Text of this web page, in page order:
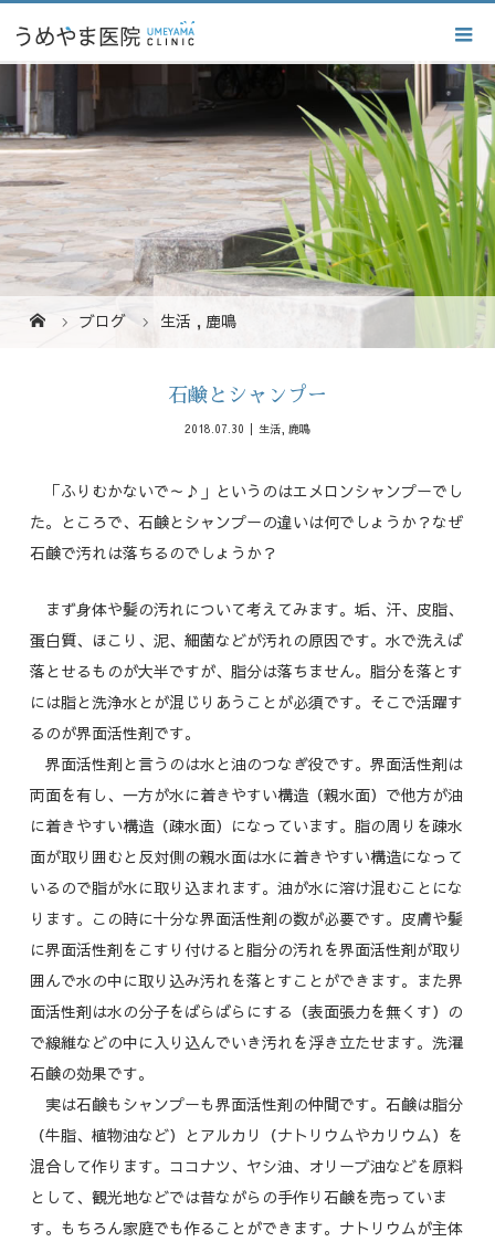
ブログ 生活 , 鹿鳴
石鹸とシャンプー
2018.07.30 生活,鹿鳴
「ふりむかないで～♪」というのはエメロンシャンプーでし
た。ところで、石鹸とシャンプーの違いは何でしょうか？なぜ
石鹸で汚れは落ちるのでしょうか？
まず身体や髪の汚れについて考えてみます。垢、汗、皮脂、
蛋白質、ほこり、泥、細菌などが汚れの原因です。水で洗えば
落とせるものが大半ですが、脂分は落ちません。脂分を落とす
には脂と洗浄水とが混じりあうことが必須です。そこで活躍す
るのが界面活性剤です。
界面活性剤と言うのは水と油のつなぎ役です。界面活性剤は
両面を有し、一方が水に着きやすい構造（親水面）で他方が油
に着きやすい構造（疎水面）になっています。脂の周りを疎水
面が取り囲むと反対側の親水面は水に着きやすい構造になって
いるので脂が水に取り込まれます。油が水に溶け混むことにな
ります。この時に十分な界面活性剤の数が必要です。皮膚や髪
に界面活性剤をこすり付けると脂分の汚れを界面活性剤が取り
囲んで水の中に取り込み汚れを落とすことができます。また界
面活性剤は水の分子をばらばらにする（表面張力を無くす）の
で線維などの中に入り込んでいき汚れを浮き立たせます。洗濯
石鹸の効果です。
実は石鹸もシャンプーも界面活性剤の仲間です。石鹸は脂分
（牛脂、植物油など）とアルカリ（ナトリウムやカリウム）を
混合して作ります。ココナツ、ヤシ油、オリーブ油などを原料
として、観光地などでは昔ながらの手作り石鹸を売っていま
す。もちろん家庭でも作ることができます。ナトリウムが主体